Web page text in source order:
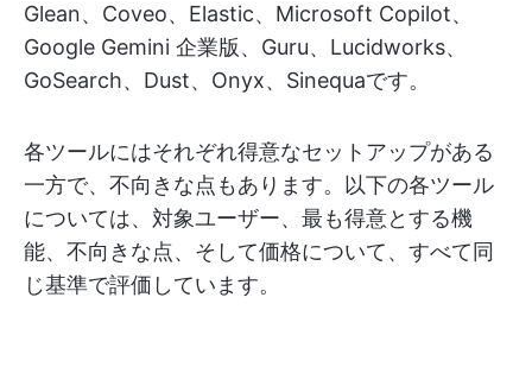
Glean、Coveo、Elastic、Microsoft Copilot、
Google Gemini 企業版、Guru、Lucidworks、
GoSearch、Dust、Onyx、Sinequaです。
各ツールにはそれぞれ得意なセットアップがある
一方で、不向きな点もあります。以下の各ツール
については、対象ユーザー、最も得意とする機
能、不向きな点、そして価格について、すべて同
じ基準で評価しています。